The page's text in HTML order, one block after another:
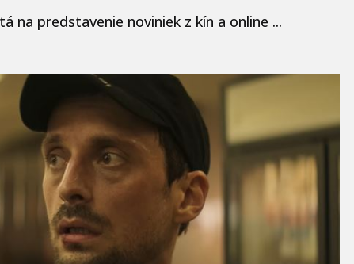
na predstavenie noviniek z kín a online ...